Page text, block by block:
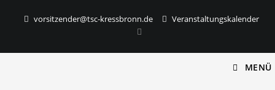
vorsitzender@tsc-kressbronn.de Veranstaltungskalender
MENÜ